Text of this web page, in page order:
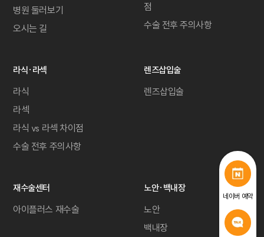
네이버 예약
병원 둘러보기
오시는 길
점
수술 전후 주의사항
라식·라섹
라식
라섹
라식 vs 라섹 차이점
수술 전후 주의사항
렌즈삽입술
렌즈삽입술
재수술센터
아이플러스 재수술
노안·백내장
노안
백내장